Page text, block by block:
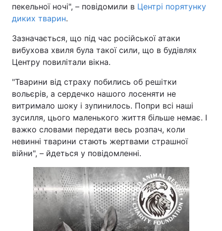
пекельної ночі", – повідомили в Центрі порятунку
диких тварин.
Зазначається, що під час російської атаки
вибухова хвиля була такої сили, що в будівлях
Центру повилітали вікна.
"Тварини від страху побились об решітки
вольєрів, а сердечко нашого лосеняти не
витримало шоку і зупинилось. Попри всі наші
зусилля, цього маленького життя більше немає. І
важко словами передати весь розпач, коли
невинні тварини стають жертвами страшної
війни", – йдеться у повідомленні.